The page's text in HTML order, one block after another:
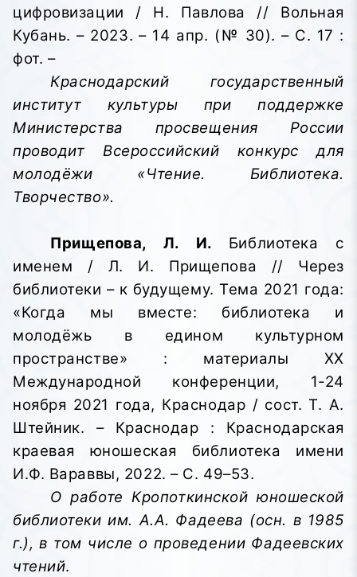
цифровизации / Н. Павлова // Вольная
Кубань. – 2023. – 14 апр. (№ 30). – С. 17 :
фот. –
Краснодарский государственный
институт культуры при поддержке
Министерства просвещения России
проводит Всероссийский конкурс для
молодёжи «Чтение. Библиотека.
Творчество».
Прищепова, Л. И. Библиотека с
именем / Л. И. Прищепова // Через
библиотеки – к будущему. Тема 2021 года:
«Когда мы вместе: библиотека и
молодёжь в едином культурном
пространстве» : материалы XX
Международной конференции, 1-24
ноября 2021 года, Краснодар / сост. Т. А.
Штейник. – Краснодар : Краснодарская
краевая юношеская библиотека имени
И.Ф. Вараввы, 2022. – С. 49–53.
О работе Кропоткинской юношеской
библиотеки им. А.А. Фадеева (осн. в 1985
г.), в том числе о проведении Фадеевских
чтений.